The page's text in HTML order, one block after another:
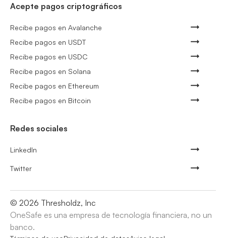
Acepte pagos criptográficos
Recibe pagos en Avalanche
Recibe pagos en USDT
Recibe pagos en USDC
Recibe pagos en Solana
Recibe pagos en Ethereum
Recibe pagos en Bitcoin
Redes sociales
LinkedIn
Twitter
© 2026 Thresholdz, Inc
OneSafe es una empresa de tecnología financiera, no un
banco.